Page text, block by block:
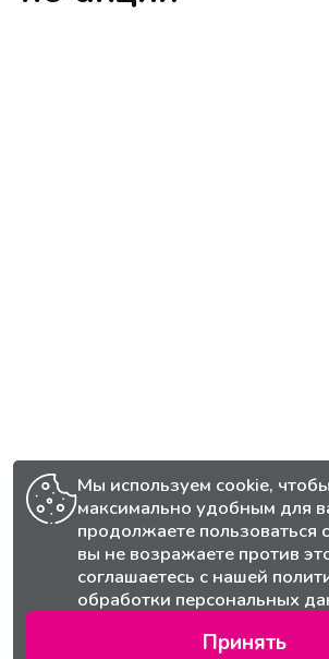
Мы используем cookie,
максимально удобным для
продолжаете пользоваться
вы не возражаете против
соглашаетесь с нашей
обработки персональных
Принять